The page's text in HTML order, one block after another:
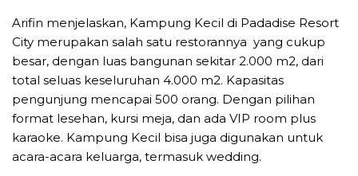
Arifin menjelaskan, Kampung Kecil di Padadise Resort
City merupakan salah satu restorannya yang cukup
besar, dengan luas bangunan sekitar 2.000 m2, dari
total seluas keseluruhan 4.000 m2. Kapasitas
pengunjung mencapai 500 orang. Dengan pilihan
format lesehan, kursi meja, dan ada VIP room plus
karaoke. Kampung Kecil bisa juga digunakan untuk
acara-acara keluarga, termasuk wedding.